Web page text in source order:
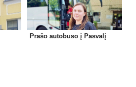
Prašo autobuso į Pasvalį